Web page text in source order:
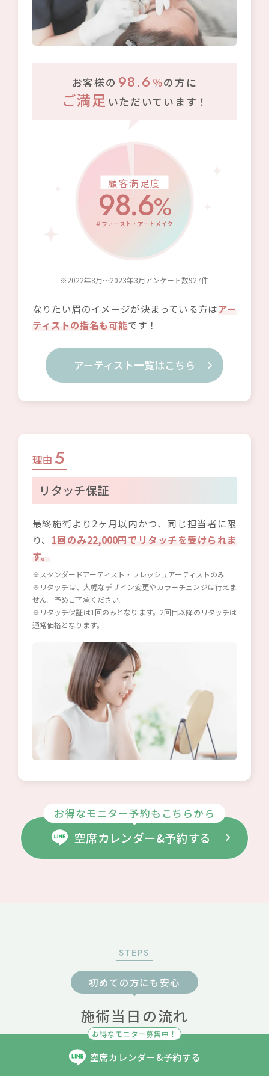
お客様の 98.6 ％の方に
ご満足 いただいています！
顧客満足度
98.6%
＃ファースト・アートメイク
※2022年8月～2023年3月アンケート数927件
なりたい眉のイメージが決まっている方はアー
ティストの指名も可能です！
アーティスト一覧はこちら
理由 5
リタッチ保証
最終施術より2ヶ月以内かつ、同じ担当者に限
り、 1回のみ22,000円でリタッチを受けられま
す。
※スタンダードアーティスト・フレッシュアーティストのみ
※リタッチは、大幅なデザイン変更やカラーチェンジは行えま
せん。予めご了承ください。
※リタッチ保証は1回のみとなります。2回目以降のリタッチは
通常価格となります。
お得なモニター予約もこちらから
空席カレンダー&予約する
STEPS
初めての方にも安心
施術当日の流れ
お得なモニター募集中！
空席カレンダー&予約する